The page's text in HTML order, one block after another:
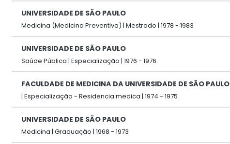
UNIVERSIDADE DE SÃO PAULO
Medicina (Medicina Preventiva) | Mestrado | 1978 - 1983
UNIVERSIDADE DE SÃO PAULO
Saúde Pública | Especialização | 1976 - 1976
FACULDADE DE MEDICINA DA UNIVERSIDADE DE SÃO PAULO
| Especialização - Residencia medica | 1974 - 1975
UNIVERSIDADE DE SÃO PAULO
Medicina | Graduação | 1968 - 1973